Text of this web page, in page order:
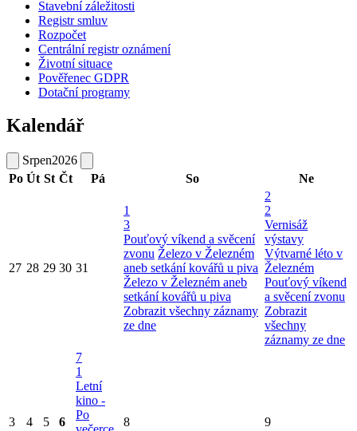
Stavební záležitosti
Registr smluv
Rozpočet
Centrální registr oznámení
Životní situace
Pověřenec GDPR
Dotační programy
Kalendář
Srpen2026
Po Út St Čt Pá So Ne
27 28 29 30 31
1
3
Pouťový víkend a svěcení
zvonu Železo v Železném
aneb setkání kovářů u piva
Železo v Železném aneb
setkání kovářů u piva
Zobrazit všechny záznamy
ze dne
2
2
Vernisáž
výstavy
Výtvarné léto v
Železném
Pouťový víkend
a svěcení zvonu
Zobrazit
všechny
záznamy ze dne
3 4 5 6
7
1
Letní
kino -
Po
8 9